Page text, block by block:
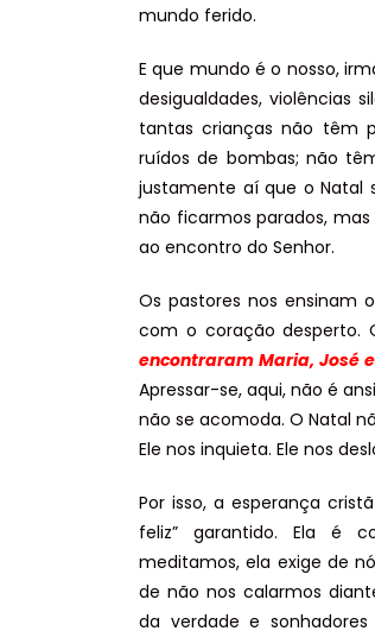
mundo ferido.
E que mundo é o nosso,
desigualdades, violências
tantas crianças não têm
ruídos de bombas; não
justamente aí que o Natal
não ficarmos parados, mas
ao encontro do Senhor.
Os pastores nos ensinam
com o coração desperto.
encontraram Maria, José
Apressar-se, aqui, não é
não se acomoda. O Natal
Ele nos inquieta. Ele nos
Por isso, a esperança
feliz” garantido. Ela é
meditamos, ela exige de
de não nos calarmos
da verdade e